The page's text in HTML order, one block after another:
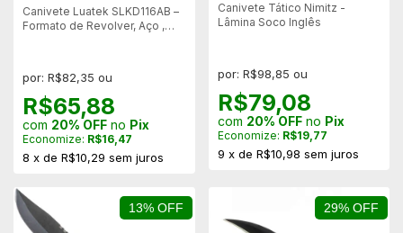
Canivete Luatek SLKD116AB –
Formato de Revolver, Aço ,
por: R$82,35 ou
R$65,88
com 20% OFF no Pix
Economize: R$16,47
8 x de R$10,29 sem juros
Canivete Tático Nimitz -
Lâmina Soco Inglês
por: R$98,85 ou
R$79,08
com 20% OFFno Pix
Economize: R$19,77
9 x de R$10,98 sem juros
13% OFF 29% OFF